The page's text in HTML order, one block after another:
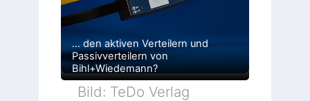
… den aktiven Verteilern und
Passivverteilern von
Bihl+Wiedemann?
Bild: TeDo Verlag